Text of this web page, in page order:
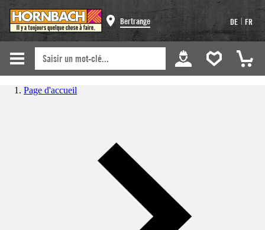
Bertrange DE | FR
Page d'accueil